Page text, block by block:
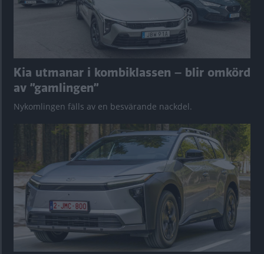
Kia utmanar i kombiklassen – blir omkörd
av ”gamlingen”
Nykomlingen fälls av en besvärande nackdel.